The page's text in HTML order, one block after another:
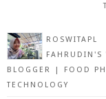
ROSWITAPL
BLOGGER | FOOD
TECHNOLOGY